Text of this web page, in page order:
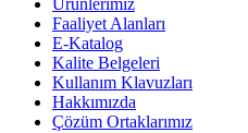
Ürünlerimiz
Faaliyet Alanları
E-Katalog
Kalite Belgeleri
Kullanım Klavuzları
Hakkımızda
Çözüm Ortaklarımız